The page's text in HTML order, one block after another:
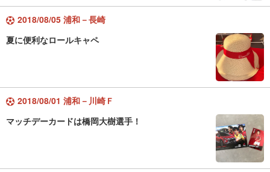
2018/08/05 浦和－長崎
夏に便利なロールキャペ
2018/08/01 浦和－川崎Ｆ
マッチデーカードは橋岡大樹選手！